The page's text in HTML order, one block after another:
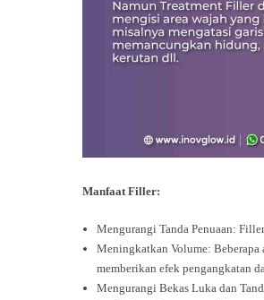
Manfaat Filler:
Mengurangi Tanda Penuaan:
Meningkatkan Volume:
memberikan efek pengangkatan
Mengurangi Bekas Luka dan